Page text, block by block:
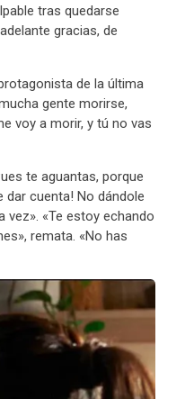
tras quedarse
gracias, de
de la última
gente morirse,
voy a morir, y tú no vas
te aguantas, porque
dar cuenta! No dándole
vez». «Te estoy echando
remata. «No has